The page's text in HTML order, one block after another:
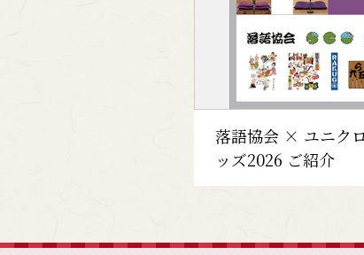
落語協会 × ユニク
ッズ2026 ご紹介